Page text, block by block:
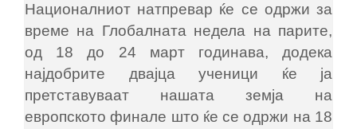
Националниот натпревар ќе се одржи за
време на Глобалната недела на парите,
од 18 до 24 март годинава, додека
најдобрите двајца ученици ќе ја
претставуваат нашата земја на
европското финале што ќе се одржи на 18